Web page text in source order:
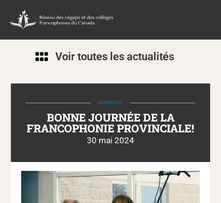
Voir toutes les actualités
MEMBRES
BONNE JOURNÉE DE LA
FRANCOPHONIE PROVINCIALE!
30 mai 2024